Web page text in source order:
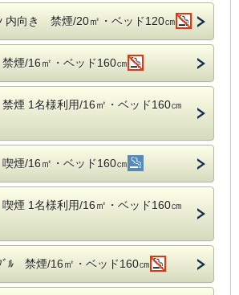
内向き 禁煙/20㎡・ベッド120㎝
煙/16㎡・ベッド160㎝
煙 1名様利用/16㎡・ベッド160㎝
煙/16㎡・ベッド160㎝
煙 1名様利用/16㎡・ベッド160㎝
ﾞﾙ 禁煙/16㎡・ベッド160㎝